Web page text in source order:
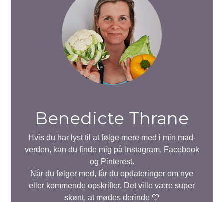
Benedicte Thrane
Hvis du har lyst til at følge mere med i min mad-
verden, kan du finde mig på Instagram, Facebook
og Pinterest.
Når du følger med, får du opdateringer om nye
eller kommende opskrifter. Det ville være super
skønt, at mødes derinde 🤍